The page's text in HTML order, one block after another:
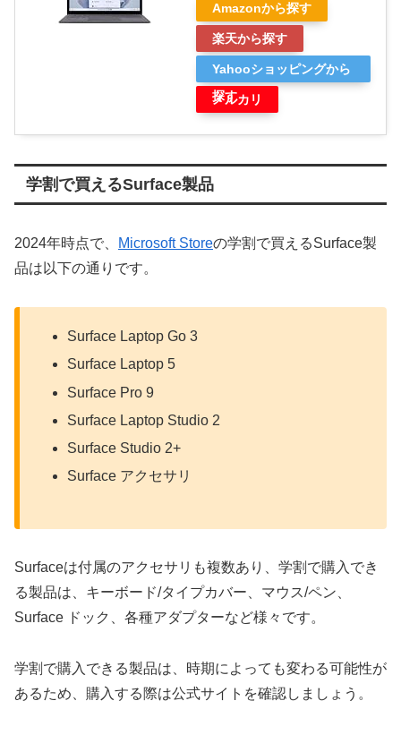
Amazonから探す
楽天から探す
Yahooショッピングから
探す
メルカリ
学割で買えるSurface製品
2024年時点で、 Microsoft Storeの学割で買えるSurface製
品は以下の通りです。
Surface Laptop Go 3
Surface Laptop 5
Surface Pro 9
Surface Laptop Studio 2
Surface Studio 2+
Surface アクセサリ
Surfaceは付属のアクセサリも複数あり、学割で購入でき
る製品は、キーボード/タイプカバー、マウス/ペン、
Surface ドック、各種アダプターなど様々です。
学割で購入できる製品は、時期によっても変わる可能性が
あるため、購入する際は公式サイトを確認しましょう。